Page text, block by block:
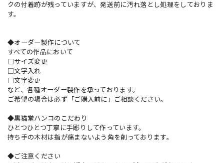
クの付着跡が残っていますが、発送前に汚れ落とし処理をしておりま
す。
◆オーダー製作について
すべての作品において
□サイズ変更
□文字入れ
□文字変更
など、各種オーダー製作を承っております。
ご希望の場合は必ず「ご購入前に」ご相談ください。
◆黒猫堂ハンコのこだわり
ひとつひとつ丁寧に手彫りして作っています。
持ち手の木材は指が痛まないよう角を削っております。
◆ご注意ください